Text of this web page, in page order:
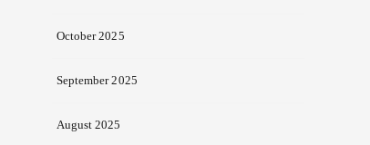
October 2025
September 2025
August 2025